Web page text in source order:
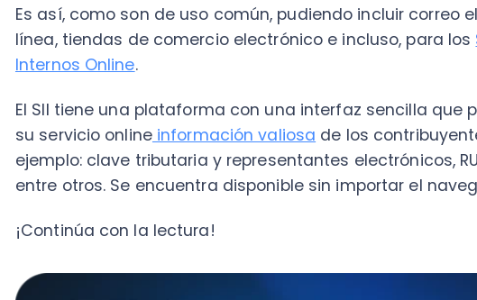
entre otros. Se encuentra disponible sin importar el navegador.
¡Continúa con la lectura!